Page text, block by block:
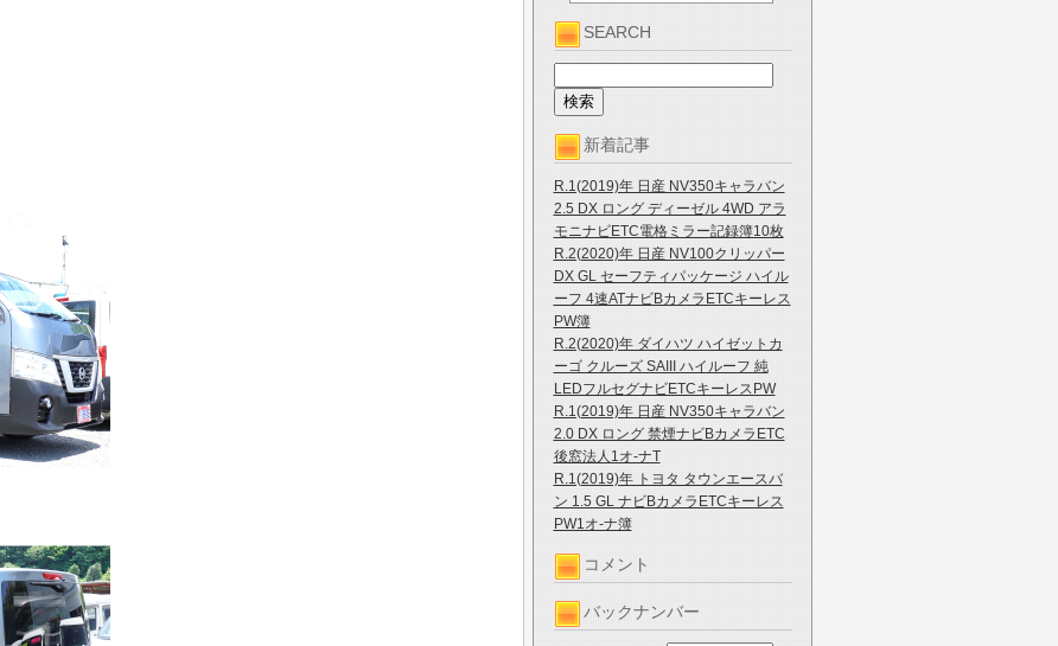
SEARCH
新着記事
R.1(2019)年 日産 NV350キャラバン
2.5 DX ロング ディーゼル 4WD アラ
モニナビETC電格ミラー記録簿10枚
R.2(2020)年 日産 NV100クリッパー
DX GL セーフティパッケージ ハイル
ーフ 4速ATナビBカメラETCキーレス
PW簿
R.2(2020)年 ダイハツ ハイゼットカ
ーゴ クルーズ SAIII ハイルーフ 純
LEDフルセグナビETCキーレスPW
R.1(2019)年 日産 NV350キャラバン
2.0 DX ロング 禁煙ナビBカメラETC
後窓法人1オ-ナT
R.1(2019)年 トヨタ タウンエースバ
ン 1.5 GL ナビBカメラETCキーレス
PW1オ-ナ簿
コメント
バックナンバー